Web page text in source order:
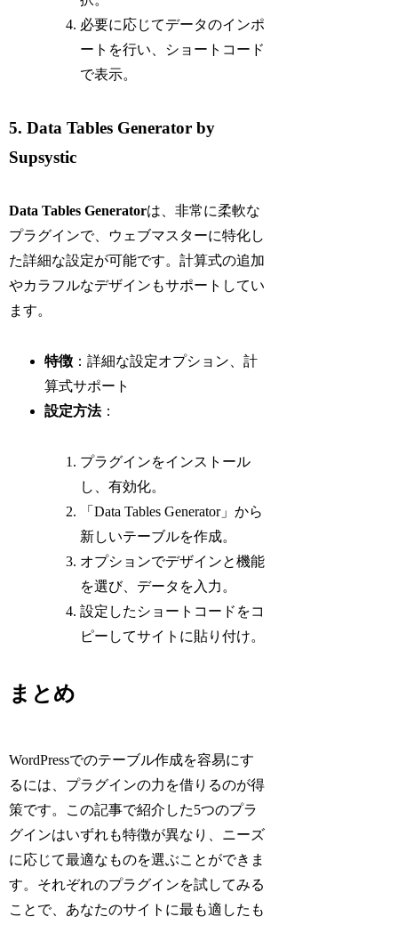
必要に応じてデータのインポ
ートを行い、ショートコード
で表示。
5. Data Tables Generator by
Supsystic
Data Tables Generatorは、非常に柔軟な
プラグインで、ウェブマスターに特化し
た詳細な設定が可能です。計算式の追加
やカラフルなデザインもサポートしてい
ます。
特徴 ：詳細な設定オプション、計
算式サポート
設定方法：
プラグインをインストール
し、有効化。
「Data Tables Generator」から
新しいテーブルを作成。
オプションでデザインと機能
を選び、データを入力。
設定したショートコードをコ
ピーしてサイトに貼り付け。
まとめ
WordPressでのテーブル作成を容易にす
るには、プラグインの力を借りるのが得
策です。この記事で紹介した5つのプラ
グインはいずれも特徴が異なり、ニーズ
に応じて最適なものを選ぶことができま
す。それぞれのプラグインを試してみる
ことで、あなたのサイトに最も適したも